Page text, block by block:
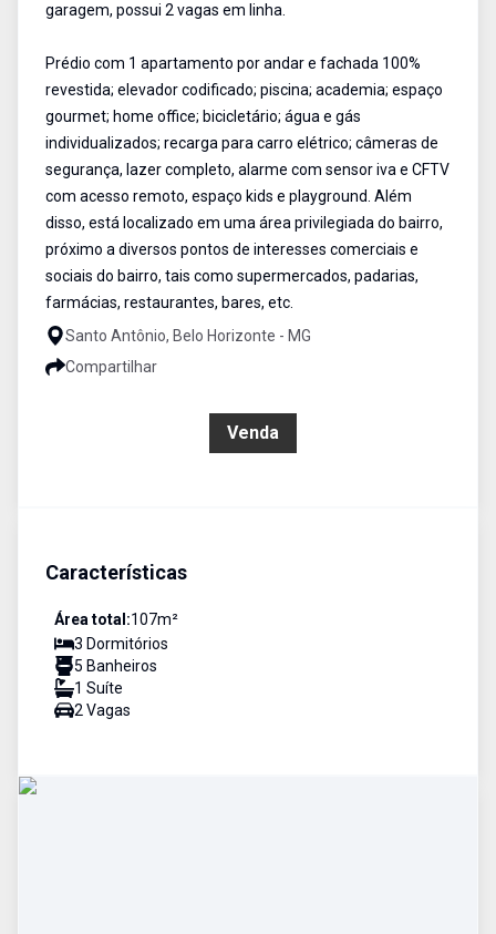
garagem, possui 2 vagas em linha.
Prédio com 1 apartamento por andar e fachada 100%
revestida; elevador codificado; piscina; academia; espaço
gourmet; home office; bicicletário; água e gás
individualizados; recarga para carro elétrico; câmeras de
segurança, lazer completo, alarme com sensor iva e CFTV
com acesso remoto, espaço kids e playground. Além
disso, está localizado em uma área privilegiada do bairro,
próximo a diversos pontos de interesses comerciais e
sociais do bairro, tais como supermercados, padarias,
farmácias, restaurantes, bares, etc.
Santo Antônio, Belo Horizonte - MG
Compartilhar
Venda
Características
Área total:107m²
3 Dormitórios
5 Banheiros
1 Suíte
2 Vagas